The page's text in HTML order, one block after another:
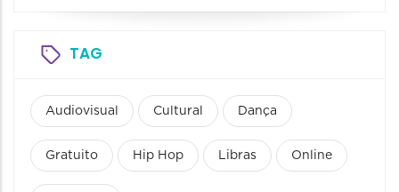
TAG
Audiovisual Cultural Dança
Gratuito Hip Hop Libras Online